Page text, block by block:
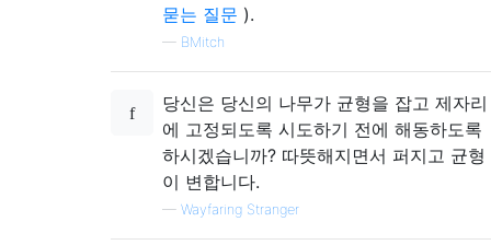
묻는 질문 ).
— BMitch
당신은 당신의 나무가 균형을 잡고 제자리
에 고정되도록 시도하기 전에 해동하도록
하시겠습니까? 따뜻해지면서 퍼지고 균형
이 변합니다.
— Wayfaring Stranger